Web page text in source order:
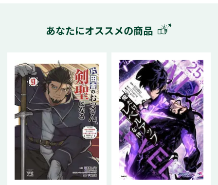
あなたにオススメの商品